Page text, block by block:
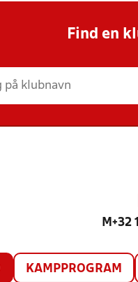
Find en
M+32
KAMPPROGRAM